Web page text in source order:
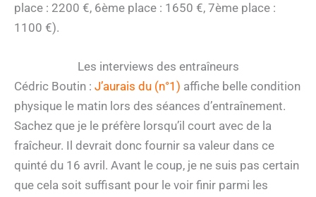
place : 2200 €, 6ème place : 1650 €, 7ème place :
1100 €).
Les interviews des entraîneurs
Cédric Boutin : J’aurais du (n°1) affiche belle condition
physique le matin lors des séances d’entraînement.
Sachez que je le préfère lorsqu’il court avec de la
fraîcheur. Il devrait donc fournir sa valeur dans ce
quinté du 16 avril. Avant le coup, je ne suis pas certain
que cela soit suffisant pour le voir finir parmi les